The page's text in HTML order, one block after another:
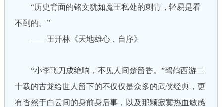
“历史背面的铭文犹如魔王私处的刺青，轻易是看
不到的。”
——王开林《天地雄心．自序》
“小李飞刀成绝响，不见人间楚留香。”驾鹤西游二
十载的古龙给世人留下的不仅仅是众多的武侠经典，更
有杳然于白云间的身前身后事，以及那颗寂寞热血敏感